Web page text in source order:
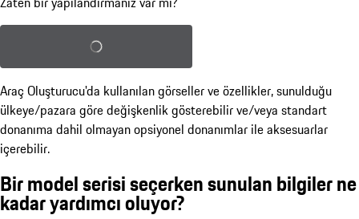
Kayıtlı yapılandırmayı yükle
Araç Oluşturucu'da kullanılan görseller ve özellikler, sunulduğu
ülkeye/pazara göre değişkenlik gösterebilir ve/veya standart
donanıma dahil olmayan opsiyonel donanımlar ile aksesuarlar
içerebilir.
Bir model serisi seçerken sunulan bilgiler ne
kadar yardımcı oluyor?